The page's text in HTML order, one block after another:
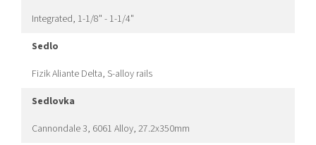
Integrated, 1-1/8" - 1-1/4"
sedlo
Fizik Aliante Delta, S-alloy rails
sedlovka
Cannondale 3, 6061 Alloy, 27.2x350mm